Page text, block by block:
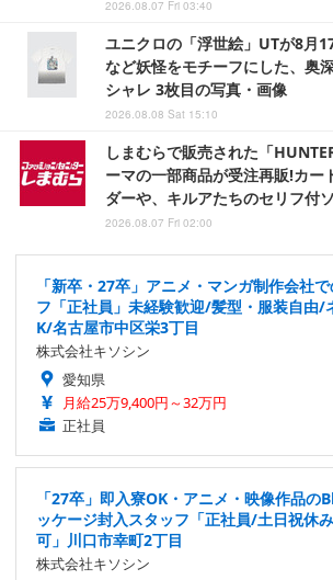
2026.08.07 Fri 03:40
ユニクロの「浮世絵」UTが8月
など妖怪をモチーフにした、奥
シャレ 3枚目の写真・画像
2026.08.08 Sat 15:10
しまむらで販売された「
ーマの一部商品が受注再販!カー
ダーや、キルアたちのセリフ付
2026.08.07 Fri 02:00
「新卒・27卒」アニメ・マンガ制作会社
フ「正社員」未経験歓迎/髪型・服装自由/
K/名古屋市中区栄3丁目
株式会社キソシン
愛知県
月給25万9,400円～32万円
正社員
「27卒」即入寮OK・アニメ・映像作品の
ッケージ封入スタッフ「正社員/土日祝休
可」川口市幸町2丁目
株式会社キソシン